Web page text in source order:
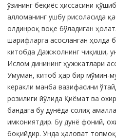
ўзининг беқиёс ҳиссасини
алломанинг ушбу рисоласида
олдинроқ воқе бўладиган
шарифларга асосланган ҳолда
китобда Дажжолнинг чиқиши,
Ислом динининг ҳужжатлари
Умуман, китоб ҳар бир мўмин-
керакли манба вазифасини
розилиги йўлида Қиёмат ва
бандага бу дунёда солиҳ
имкониятдир. Бу дунё фоний,
боқийдир. Унда ҳаловат топмоқ